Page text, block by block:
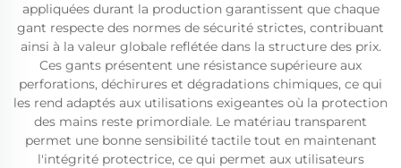
appliquées durant la production garantissent que chaque
gant respecte des normes de sécurité strictes, contribuant
ainsi à la valeur globale reflétée dans la structure des prix.
Ces gants présentent une résistance supérieure aux
perforations, déchirures et dégradations chimiques, ce qui
les rend adaptés aux utilisations exigeantes où la protection
des mains reste primordiale. Le matériau transparent
permet une bonne sensibilité tactile tout en maintenant
l'intégrité protectrice, ce qui permet aux utilisateurs